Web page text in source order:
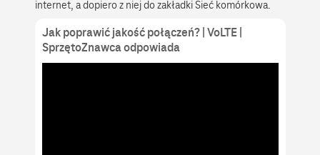
internet, a dopiero z niej do zakładki Sieć komórkowa.
Jak poprawić jakość połączeń? | VoLTE |
SprzętoZnawca odpowiada